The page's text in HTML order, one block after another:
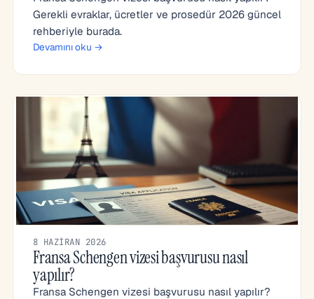
Gerekli evraklar, ücretler ve prosedür 2026 güncel
rehberiyle burada.
Devamını oku →
8 HAZIRAN 2026
Fransa Schengen vizesi başvurusu nasıl
yapılır?
Fransa Schengen vizesi başvurusu nasıl yapılır?